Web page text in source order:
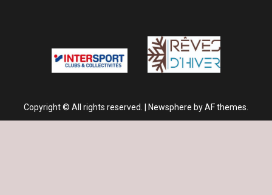
Copyright © All rights reserved. | Newsphere by AF themes.